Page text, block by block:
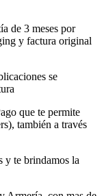
de 3 meses por
y factura original
se
que te permite
también a través
y te brindamos la